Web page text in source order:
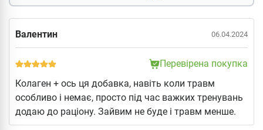
Валентин 06.04.2024
Перевірена покупка
Колаген + ось ця добавка, навіть коли травм
особливо і немає, просто під час важких тренувань
додаю до раціону. Зайвим не буде і травм менше.